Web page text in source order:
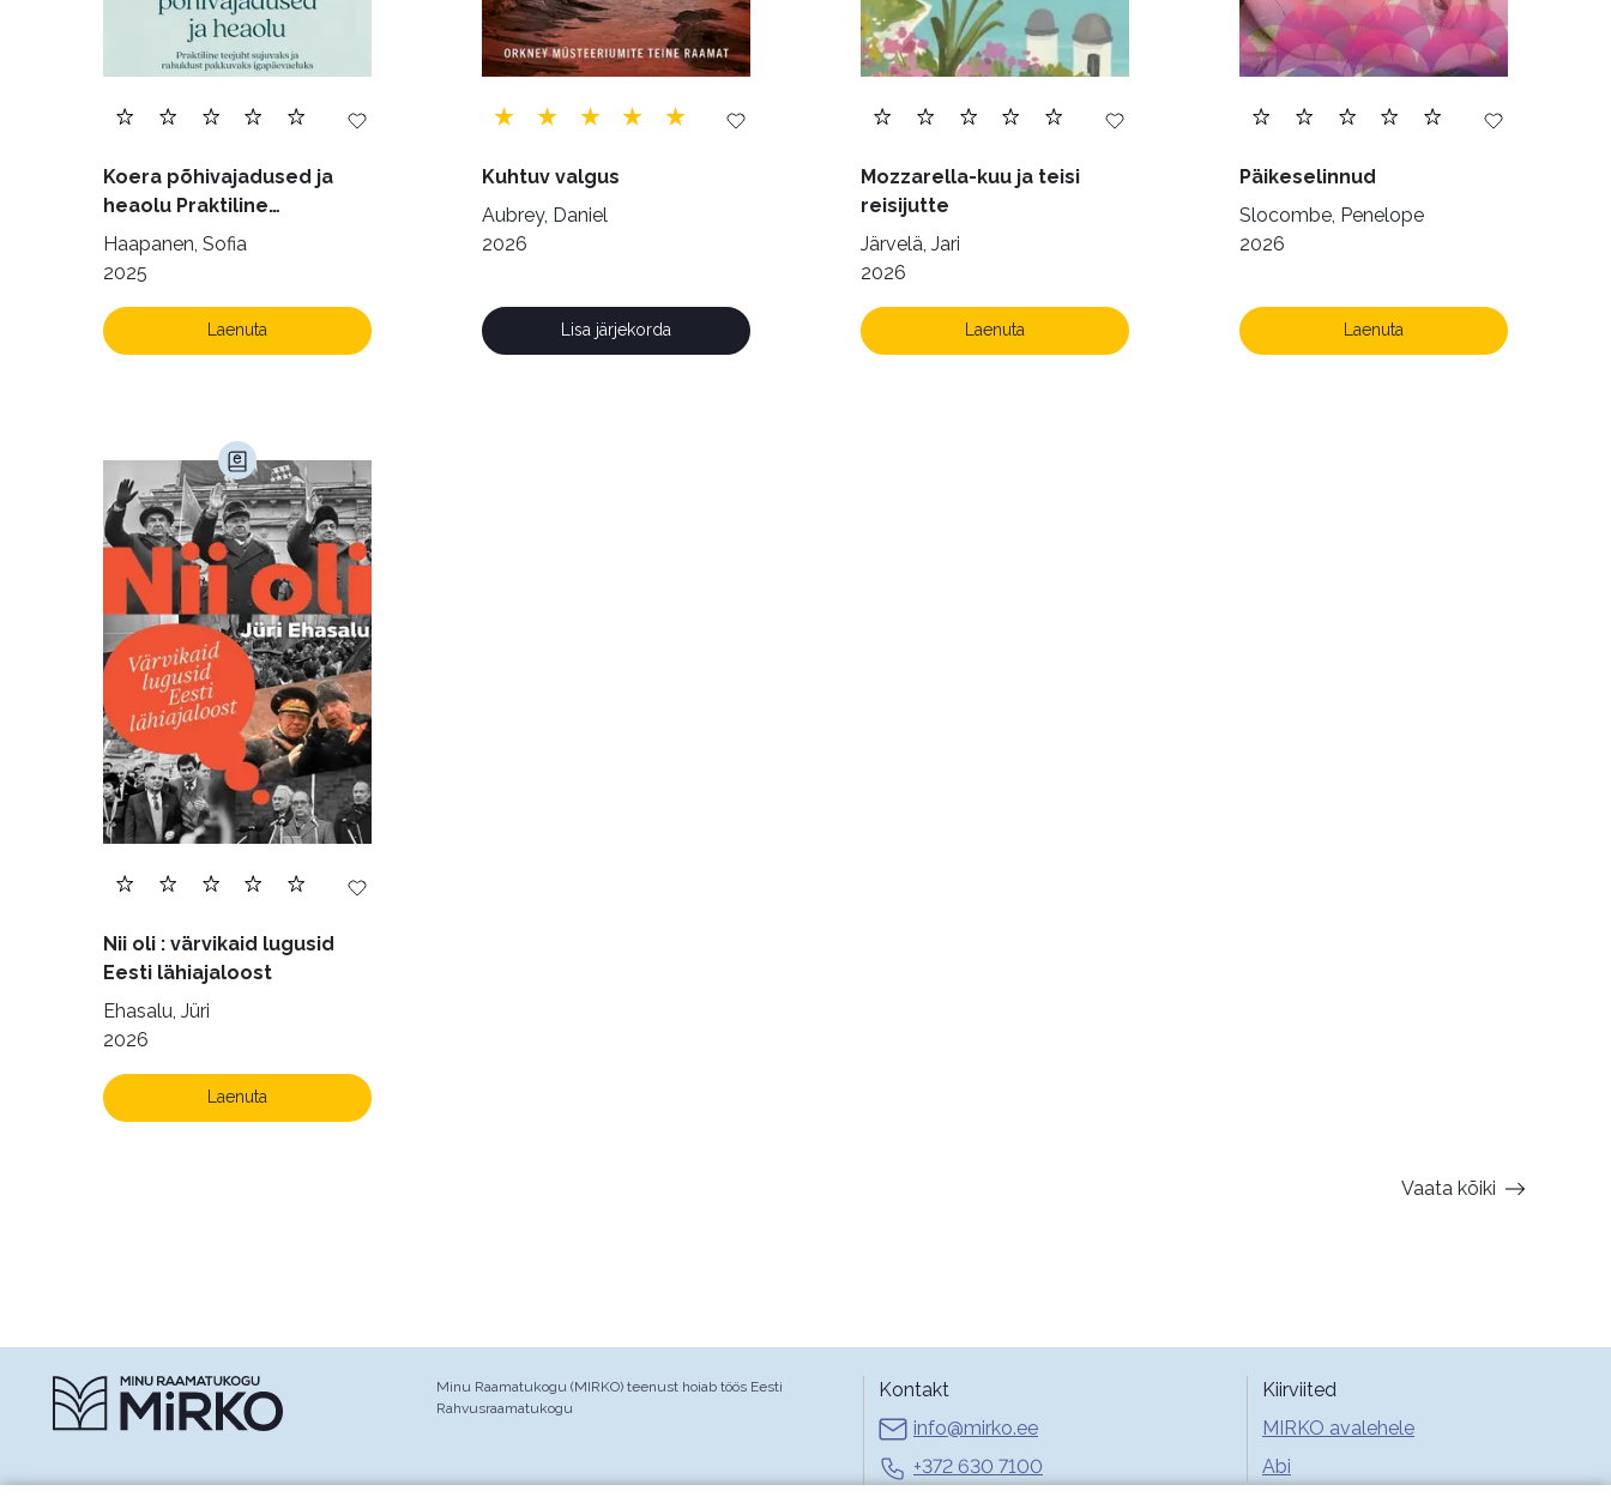
Koera põhivajadused ja
heaolu Praktiline
käsiraamat sujuvaks ja
rahuldust pakkuvaks
Haapanen, Sofia
2025
Laenuta
Kuhtuv valgus
Aubrey, Daniel
2026
Lisa järjekorda
Mozzarella-kuu ja teisi
reisijutte
Järvelä, Jari
2026
Laenuta
Päikeselinnud
Slocombe, Penelope
2026
Laenuta
Nii oli : värvikaid lugusid
Eesti lähiajaloost
Ehasalu, Jüri
2026
Laenuta
Vaata kõiki
Minu Raamatukogu (MIRKO) teenust hoiab töös Eesti
Rahvusraamatukogu
Kontakt
info@mirko.ee
+372 630 7100
Kiirviited
MIRKO avalehele
Abi